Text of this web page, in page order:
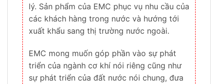
lý. Sản phẩm của EMC phục vụ nhu cầu của
các khách hàng trong nước và hướng tới
xuất khẩu sang thị trường nước ngoài.
EMC mong muốn góp phần vào sự phát
triển của ngành cơ khí nói riêng cũng như
sự phát triển của đất nước nói chung, đưa